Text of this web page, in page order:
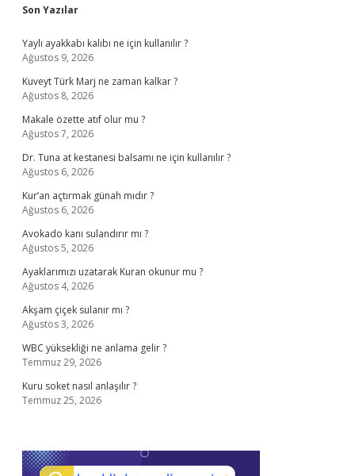
Sidebar
Son Yazılar
Yaylı ayakkabı kalıbı ne için kullanılır ?
Ağustos 9, 2026
Kuveyt Türk Marj ne zaman kalkar ?
Ağustos 8, 2026
Makale özette atıf olur mu ?
Ağustos 7, 2026
Dr. Tuna at kestanesi balsamı ne için kullanılır ?
Ağustos 6, 2026
Kur’an açtırmak günah mıdır ?
Ağustos 6, 2026
Avokado kanı sulandırır mı ?
Ağustos 5, 2026
Ayaklarımızı uzatarak Kuran okunur mu ?
Ağustos 4, 2026
Akşam çiçek sulanır mı ?
Ağustos 3, 2026
WBC yüksekliği ne anlama gelir ?
Temmuz 29, 2026
Kuru soket nasıl anlaşılır ?
Temmuz 25, 2026